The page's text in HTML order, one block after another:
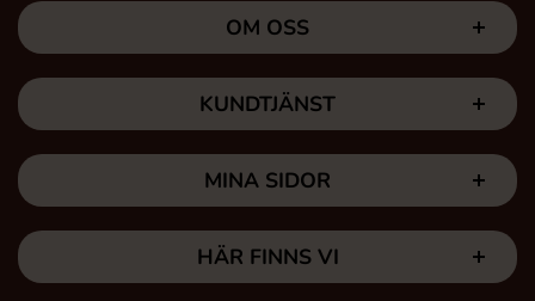
OM OSS
KUNDTJÄNST
MINA SIDOR
HÄR FINNS VI